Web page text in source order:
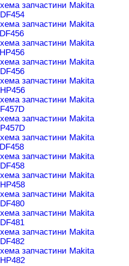
запчастини Makita
запчастини Makita
запчастини Makita
запчастини Makita
запчастини Makita
запчастини Makita
запчастини Makita
запчастини Makita
запчастини Makita
запчастини Makita
запчастини Makita
запчастини Makita
запчастини Makita
запчастини Makita